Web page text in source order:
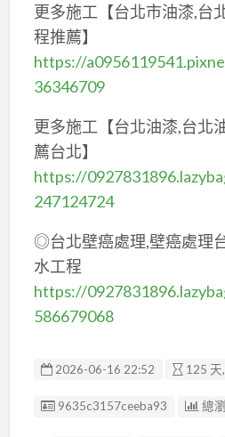
更多施工【台北市油漆,台
程推薦】
https://
36346709
更多施工【台北油漆,台北
薦台北】
https://
247124724
◎台北壁癌處理,壁癌處理
水工程
https://
586679068
2026-06-16 22:52 125 天
廣告编號
9635c3157ceeba93 總